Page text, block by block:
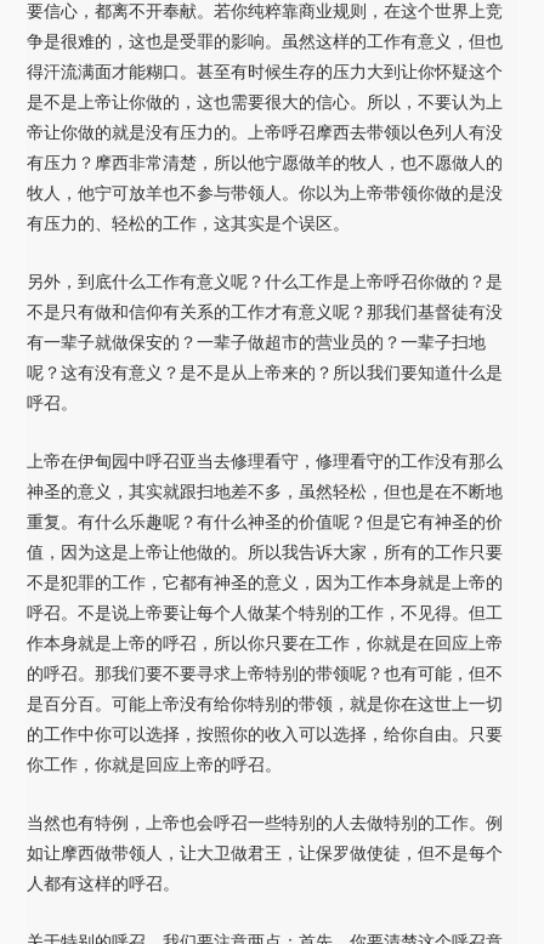
要信心，都离不开奉献。若你纯粹靠商业规则，在这个世界上竞
争是很难的，这也是受罪的影响。虽然这样的工作有意义，但也
得汗流满面才能糊口。甚至有时候生存的压力大到让你怀疑这个
是不是上帝让你做的，这也需要很大的信心。所以，不要认为上
帝让你做的就是没有压力的。上帝呼召摩西去带领以色列人有没
有压力？摩西非常清楚，所以他宁愿做羊的牧人，也不愿做人的
牧人，他宁可放羊也不参与带领人。你以为上帝带领你做的是没
有压力的、轻松的工作，这其实是个误区。
另外，到底什么工作有意义呢？什么工作是上帝呼召你做的？是
不是只有做和信仰有关系的工作才有意义呢？那我们基督徒有没
有一辈子就做保安的？一辈子做超市的营业员的？一辈子扫地
呢？这有没有意义？是不是从上帝来的？所以我们要知道什么是
呼召。
上帝在伊甸园中呼召亚当去修理看守，修理看守的工作没有那么
神圣的意义，其实就跟扫地差不多，虽然轻松，但也是在不断地
重复。有什么乐趣呢？有什么神圣的价值呢？但是它有神圣的价
值，因为这是上帝让他做的。所以我告诉大家，所有的工作只要
不是犯罪的工作，它都有神圣的意义，因为工作本身就是上帝的
呼召。不是说上帝要让每个人做某个特别的工作，不见得。但工
作本身就是上帝的呼召，所以你只要在工作，你就是在回应上帝
的呼召。那我们要不要寻求上帝特别的带领呢？也有可能，但不
是百分百。可能上帝没有给你特别的带领，就是你在这世上一切
的工作中你可以选择，按照你的收入可以选择，给你自由。只要
你工作，你就是回应上帝的呼召。
当然也有特例，上帝也会呼召一些特别的人去做特别的工作。例
如让摩西做带领人，让大卫做君王，让保罗做使徒，但不是每个
人都有这样的呼召。